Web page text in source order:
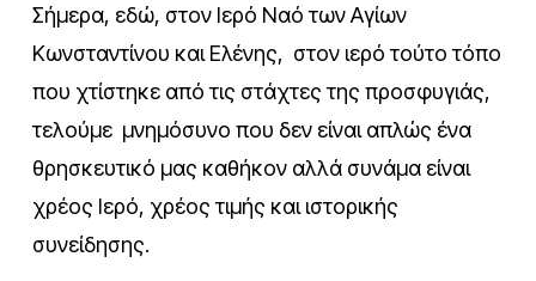
Σήμερα, εδώ, στον Ιερό Ναό των Αγίων
Κωνσταντίνου και Ελένης, στον ιερό τούτο τόπο
που χτίστηκε από τις στάχτες της προσφυγιάς,
τελούμε μνημόσυνο που δεν είναι απλώς ένα
θρησκευτικό μας καθήκον αλλά συνάμα είναι
χρέος Ιερό, χρέος τιμής και ιστορικής
συνείδησης.